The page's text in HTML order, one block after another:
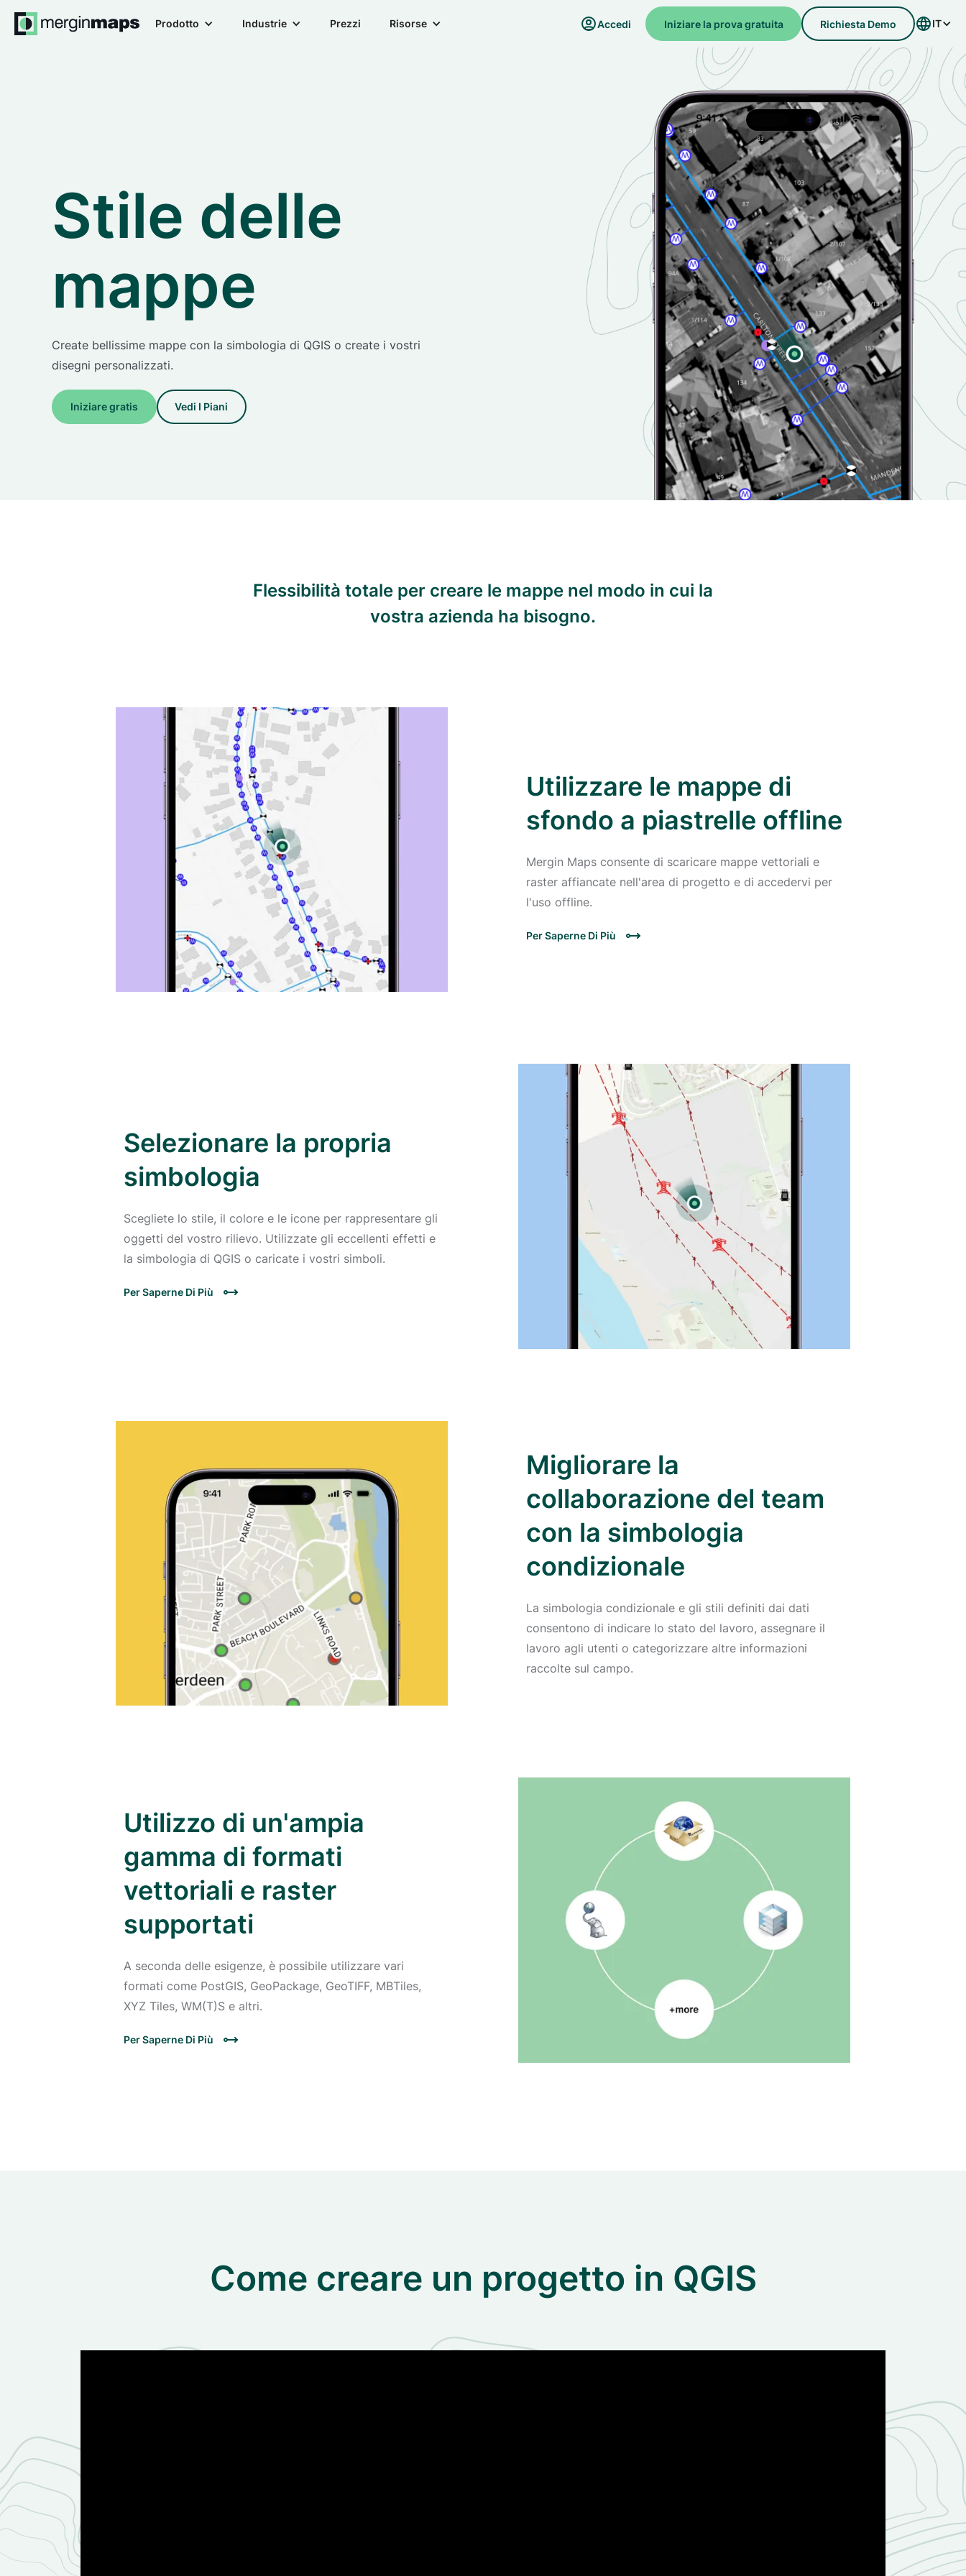
Prodotto Industrie Prezzi Risorse Accedi Iniziare la prova gratuita Richiesta Demo IT
Stile delle
mappe
Create bellissime mappe con la simbologia di QGIS o create i vostri
disegni personalizzati.
Iniziare gratis Vedi I Piani
Flessibilità totale per creare le mappe nel modo in cui la
vostra azienda ha bisogno.
Utilizzare le mappe di
sfondo a piastrelle offline
Mergin Maps consente di scaricare mappe vettoriali e
raster affiancate nell'area di progetto e di accedervi per
l'uso offline.
Per Saperne Di Più
Selezionare la propria
simbologia
Scegliete lo stile, il colore e le icone per rappresentare gli
oggetti del vostro rilievo. Utilizzate gli eccellenti effetti e
la simbologia di QGIS o caricate i vostri simboli.
Per Saperne Di Più
Migliorare la
collaborazione del team
con la simbologia
condizionale
La simbologia condizionale e gli stili definiti dai dati
consentono di indicare lo stato del lavoro, assegnare il
lavoro agli utenti o categorizzare altre informazioni
raccolte sul campo.
Utilizzo di un'ampia
gamma di formati
vettoriali e raster
supportati
A seconda delle esigenze, è possibile utilizzare vari
formati come PostGIS, GeoPackage, GeoTIFF, MBTiles,
XYZ Tiles, WM(T)S e altri.
Per Saperne Di Più
Come creare un progetto in QGIS